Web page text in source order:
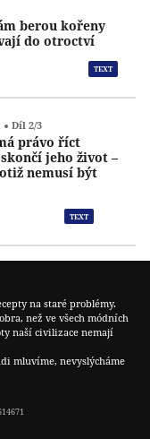
berou kořeny
do otroctví
TEXT
Díl 2/3
právo říct
jeho život –
nemusí být
TEXT
na staré problémy.
než ve všech módních
naší civilizace nemají
mluvíme, nevyslýcháme